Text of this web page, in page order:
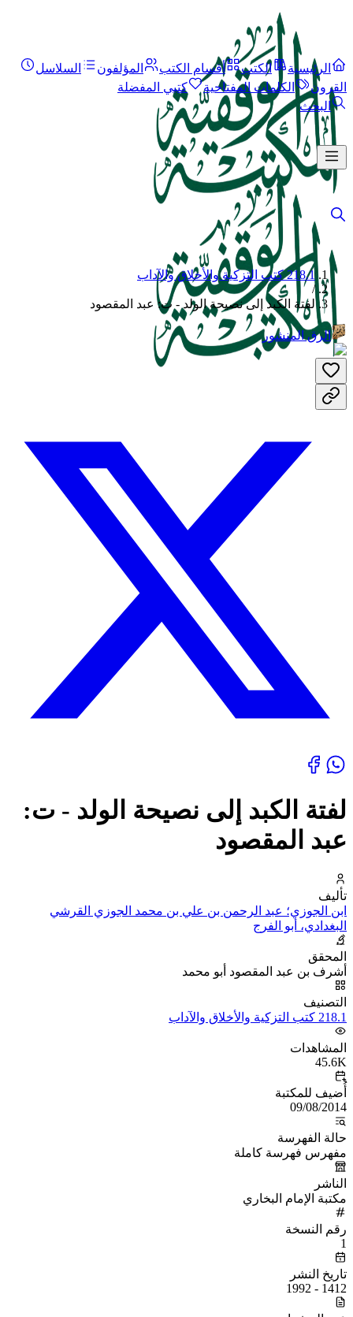
الرئيسية الكتب أقسام الكتب المؤلفون
السلاسل
القرون
الكلمات المفتاحية
كتبي المفضلة
البحث
218.1 كتب التزكية والأخلاق والآداب
/
لفتة الكبد إلى نصيحة الولد - ت: عبد المقصود
الرق المنشور
لفتة الكبد إلى نصيحة الولد - ت:
عبد المقصود
تأليف
ابن الجوزي؛ عبد الرحمن بن علي بن محمد الجوزي القرشي
البغدادي، أبو الفرج
المحقق
أشرف بن عبد المقصود أبو محمد
التصنيف
218.1 كتب التزكية والأخلاق والآداب
المشاهدات
45.6K
أُضيف للمكتبة
09/08/2014
حالة الفهرسة
مفهرس فهرسة كاملة
الناشر
مكتبة الإمام البخاري
رقم النسخة
1
تاريخ النشر
1412 - 1992